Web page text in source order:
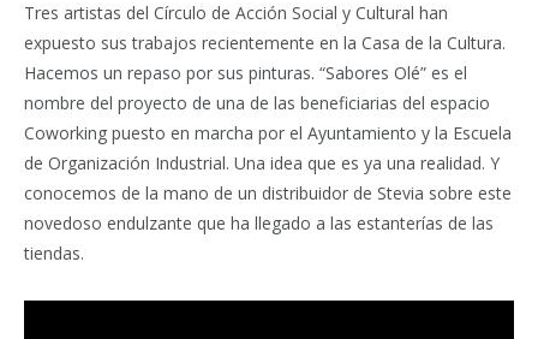
Tres artistas del Círculo de Acción Social y Cultural han
expuesto sus trabajos recientemente en la Casa de la Cultura.
Hacemos un repaso por sus pinturas. “Sabores Olé” es el
nombre del proyecto de una de las beneficiarias del espacio
Coworking puesto en marcha por el Ayuntamiento y la Escuela
de Organización Industrial. Una idea que es ya una realidad. Y
conocemos de la mano de un distribuidor de Stevia sobre este
novedoso endulzante que ha llegado a las estanterías de las
tiendas.